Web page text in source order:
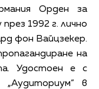
Орден за
1992 г. лично
фон Вайцзекер.
на
Удостоен е с
в